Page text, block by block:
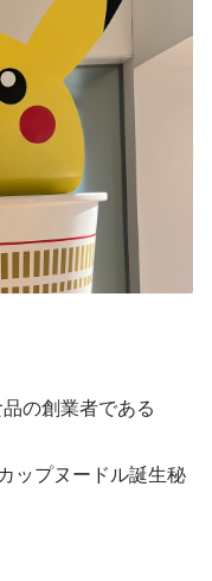
の創業者である
ップヌードル誕生秘